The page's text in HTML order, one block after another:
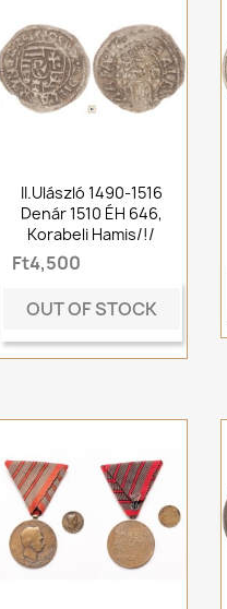
II.Ulászló 1490-1516
Denár 1510 ÉH 646,
Korabeli Hamis/!/
Ft4,500
OUT OF STOCK